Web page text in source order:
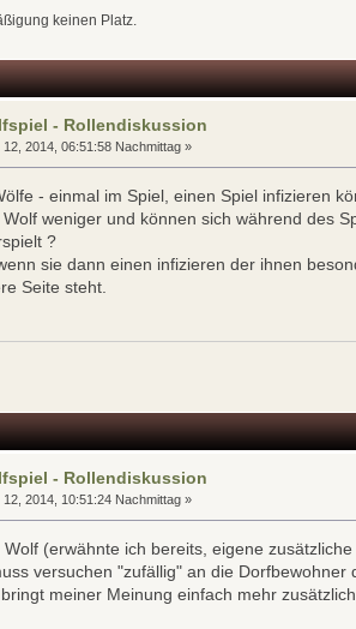
keinen Platz.
- Rollendiskussion
12, 2014, 06:51:58 Nachmittag »
- einmal im Spiel, einen Spiel infizieren
weniger und können sich während des
?
sie dann einen infizieren der ihnen
Seite steht.
- Rollendiskussion
12, 2014, 10:51:24 Nachmittag »
(erwähnte ich bereits, eigene
versuchen "zufällig" an die
meiner Meinung einfach mehr